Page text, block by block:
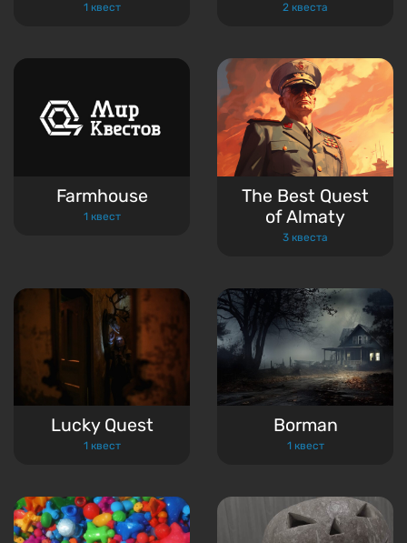
1 квест 2 квеста
Farmhouse
1 квест
The Best Quest
of Almaty
3 квеста
Lucky Quest
1 квест
Borman
1 квест